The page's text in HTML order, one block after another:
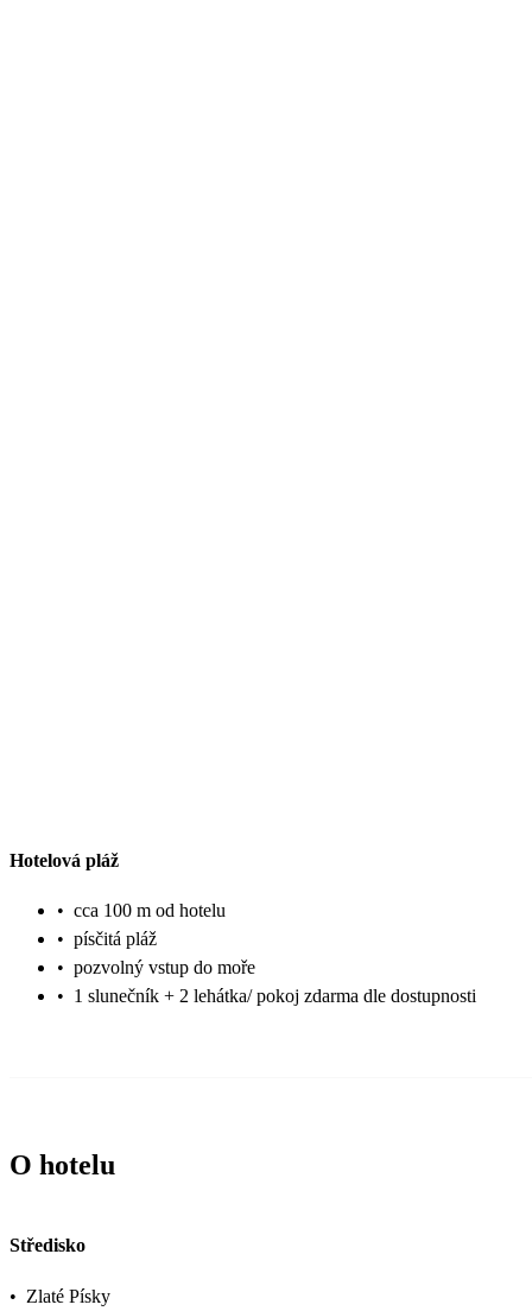
Hotelová pláž
• cca 100 m od hotelu
• písčitá pláž
• pozvolný vstup do moře
• 1 slunečník + 2 lehátka/ pokoj zdarma dle dostupnosti
O hotelu
Středisko
• Zlaté Písky